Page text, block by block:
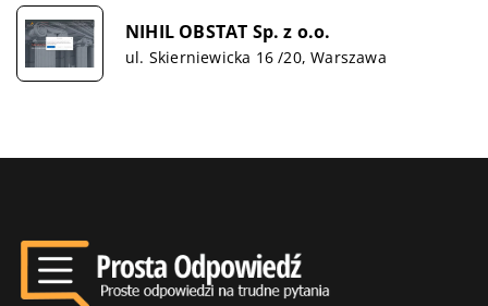
NIHIL OBSTAT Sp. z o.o.
ul. Skierniewicka 16 /20, Warszawa